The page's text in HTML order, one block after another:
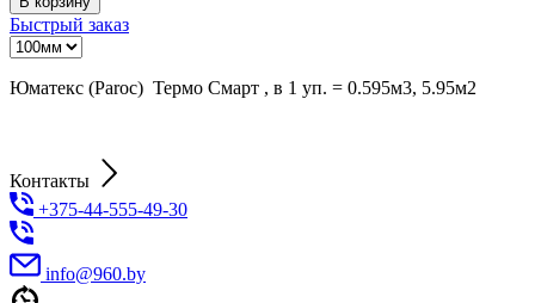
Быстрый заказ
Юматекс (Paroc) Термо Смарт , в 1 уп. = 0.595м3, 5.95м2
Контакты
+375-44-555-49-30
info@960.by